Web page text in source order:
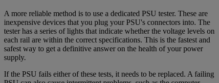
A more reliable method is to use a dedicated PSU tester. These are
inexpensive devices that you plug your PSU's connectors into. The
tester has a series of lights that indicate whether the voltage levels on
each rail are within the correct specifications. This is the fastest and
safest way to get a definitive answer on the health of your power
supply.
If the PSU fails either of these tests, it needs to be replaced. A failing